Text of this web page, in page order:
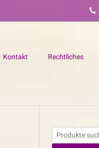
Kontakt Rechtliches
Suchen
nach: